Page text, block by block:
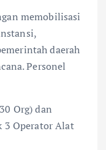
memobilisasi
daerah
Personel
Org) dan
3 Operator Alat